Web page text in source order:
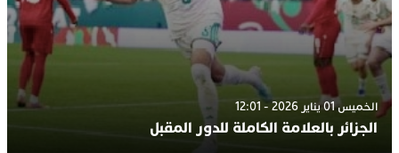
الخميس 01 يناير 2026 - 12:01
الجزائر بالعلامة الكاملة للدور المقبل